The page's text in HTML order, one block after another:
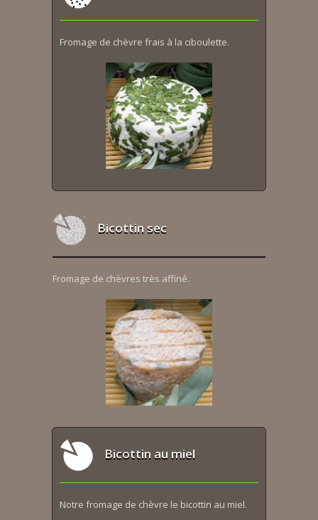
Fromage de chèvre frais à la ciboulette.
Bicottin sec
Fromage de chèvres très affiné.
Bicottin au miel
Notre fromage de chèvre le bicottin au miel.